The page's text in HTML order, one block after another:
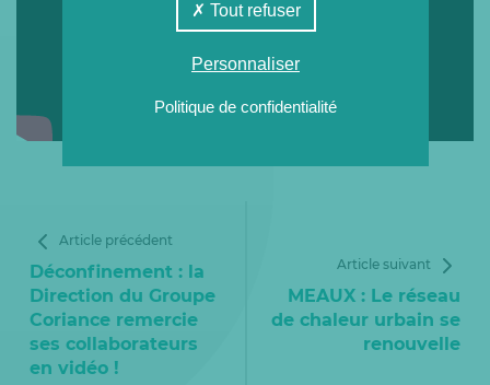
Article précédent
Déconfinement : la
Direction du Groupe
Coriance remercie
ses collaborateurs
en vidéo !
Article suivant
MEAUX : Le réseau
de chaleur urbain se
renouvelle
Tout refuser
Personnaliser
Politique de confidentialité